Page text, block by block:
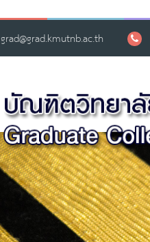
grad@grad.kmutnb.ac.th